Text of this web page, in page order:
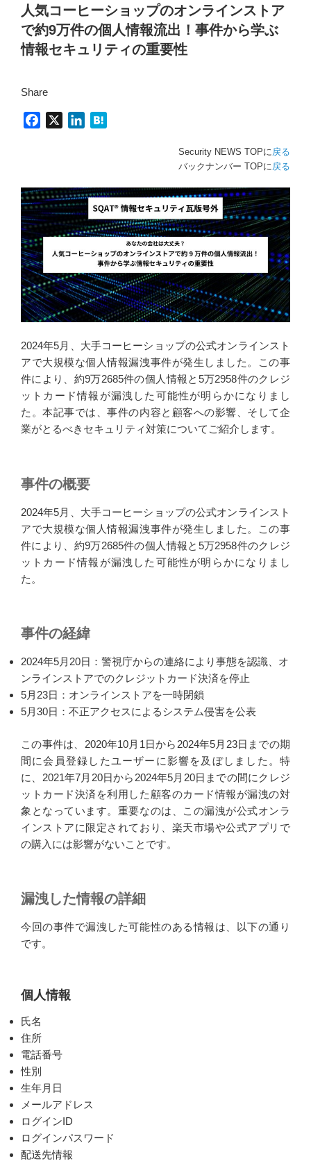
人気コーヒーショップのオンラインストア
で約9万件の個人情報流出！事件から学ぶ
情報セキュリティの重要性
Share
b
o
o
k
e
d
I
n
n
a
Security NEWS TOPに戻る
バックナンバー TOPに戻る
2024年5月、大手コーヒーショップの公式オンラインスト
アで大規模な個人情報漏洩事件が発生しました。この事
件により、約9万2685件の個人情報と5万2958件のクレジ
ットカード情報が漏洩した可能性が明らかになりまし
た。本記事では、事件の内容と顧客への影響、そして企
業がとるべきセキュリティ対策についてご紹介します。
事件の概要
2024年5月、大手コーヒーショップの公式オンラインスト
アで大規模な個人情報漏洩事件が発生しました。この事
件により、約9万2685件の個人情報と5万2958件のクレジ
ットカード情報が漏洩した可能性が明らかになりまし
た。
事件の経緯
2024年5月20日：警視庁からの連絡により事態を認識、オ
ンラインストアでのクレジットカード決済を停止
5月23日：オンラインストアを一時閉鎖
5月30日：不正アクセスによるシステム侵害を公表
この事件は、2020年10月1日から2024年5月23日までの期
間に会員登録したユーザーに影響を及ぼしました。特
に、2021年7月20日から2024年5月20日までの間にクレジ
ットカード決済を利用した顧客のカード情報が漏洩の対
象となっています。重要なのは、この漏洩が公式オンラ
インストアに限定されており、楽天市場や公式アプリで
の購入には影響がないことです。
漏洩した情報の詳細
今回の事件で漏洩した可能性のある情報は、以下の通り
です。
個人情報
氏名
住所
電話番号
性別
生年月日
メールアドレス
ログインID
ログインパスワード
配送先情報